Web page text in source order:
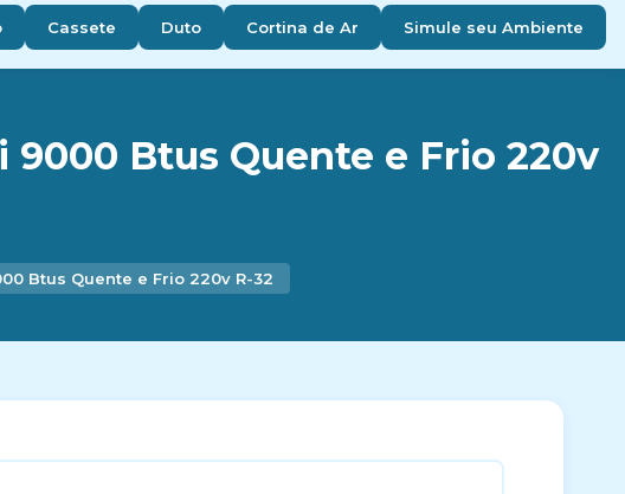
Cassete Duto Cortina de Ar Simule seu Ambiente
Btus Quente e Frio 220v
Btus Quente e Frio 220v R-32